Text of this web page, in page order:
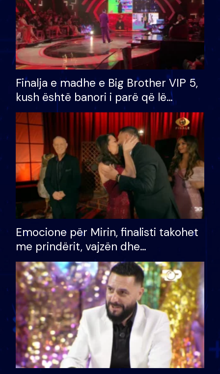
Finalja e madhe e Big Brother VIP 5,
kush është banori i parë që lë
shtëpinë dhe humb mundësinë për
të fituar çmimin e madh
Emocione për Mirin, finalisti takohet
me prindërit, vajzën dhe
bashkëshorten: S’kemi ndonjë letër
divorci apo jo?